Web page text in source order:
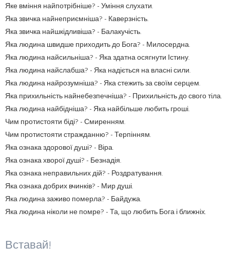
Яке вміння найпотрібніше? - Уміння слухати.
Яка звичка найнеприємніша? - Каверзність.
Яка звичка найшкідливіша? - Балакучість.
Яка людина швидше приходить до Бога? - Милосердна.
Яка людина найсильніша? - Яка здатна осягнути Істину.
Яка людина найслабша? - Яка надіється на власні сили.
Яка людина найрозумніша? - Яка стежить за своїм серцем.
Яка прихильність найнебезпечніша? - Прихильність до свого тіла.
Яка людина найбідніша? - Яка найбільше любить гроші.
Чим протистояти біді? - Смиренням.
Чим протистояти стражданню? - Терпінням.
Яка ознака здорової душі? - Віра.
Яка ознака хворої душі? - Безнадія.
Яка ознака неправильних дій? - Роздратування.
Яка ознака добрих вчинків? - Мир душі.
Яка людина заживо померла? - Байдужа.
Яка людина ніколи не помре? - Та, що любить Бога і ближніх.
Вставай!